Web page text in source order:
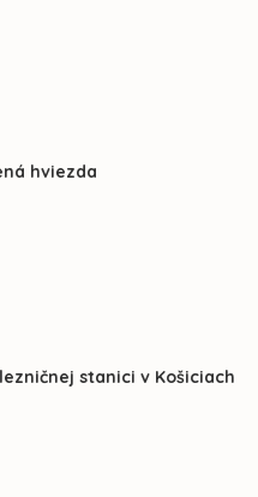
hviezda
stanici v Košiciach